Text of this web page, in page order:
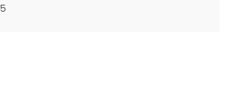
5